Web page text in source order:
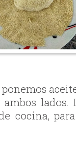
lados.
cocina,